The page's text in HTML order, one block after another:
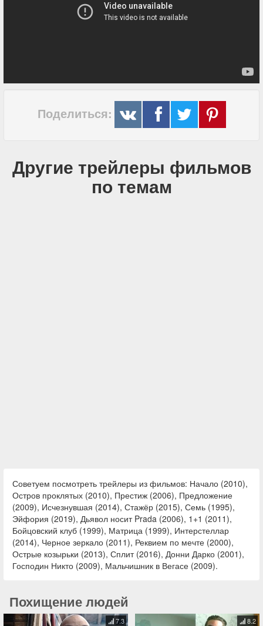
Поделиться:
Другие трейлеры фильмов
по темам
Советуем посмотреть трейлеры из фильмов: Начало (2010),
Остров проклятых (2010), Престиж (2006), Предложение
(2009), Исчезнувшая (2014), Стажёр (2015), Семь (1995),
Эйфория (2019), Дьявол носит Prada (2006), 1+1 (2011),
Бойцовский клуб (1999), Матрица (1999), Интерстеллар
(2014), Черное зеркало (2011), Реквием по мечте (2000),
Острые козырьки (2013), Сплит (2016), Донни Дарко (2001),
Господин Никто (2009), Мальчишник в Вегасе (2009).
Похищение людей
7.3 8.2